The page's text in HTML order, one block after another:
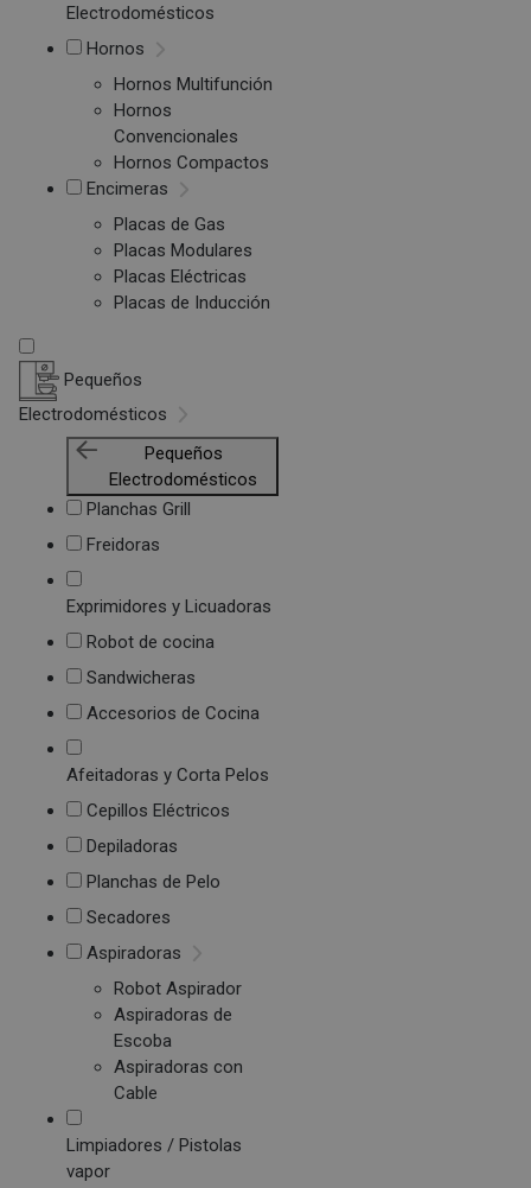
Electrodomésticos
Hornos
Hornos Multifunción
Hornos
Convencionales
Hornos Compactos
Encimeras
Placas de Gas
Placas Modulares
Placas Eléctricas
Placas de Inducción
Pequeños
Electrodomésticos
Pequeños
Electrodomésticos
Planchas Grill
Freidoras
Exprimidores y Licuadoras
Robot de cocina
Sandwicheras
Accesorios de Cocina
Afeitadoras y Corta Pelos
Cepillos Eléctricos
Depiladoras
Planchas de Pelo
Secadores
Aspiradoras
Robot Aspirador
Aspiradoras de
Escoba
Aspiradoras con
Cable
Limpiadores / Pistolas
vapor